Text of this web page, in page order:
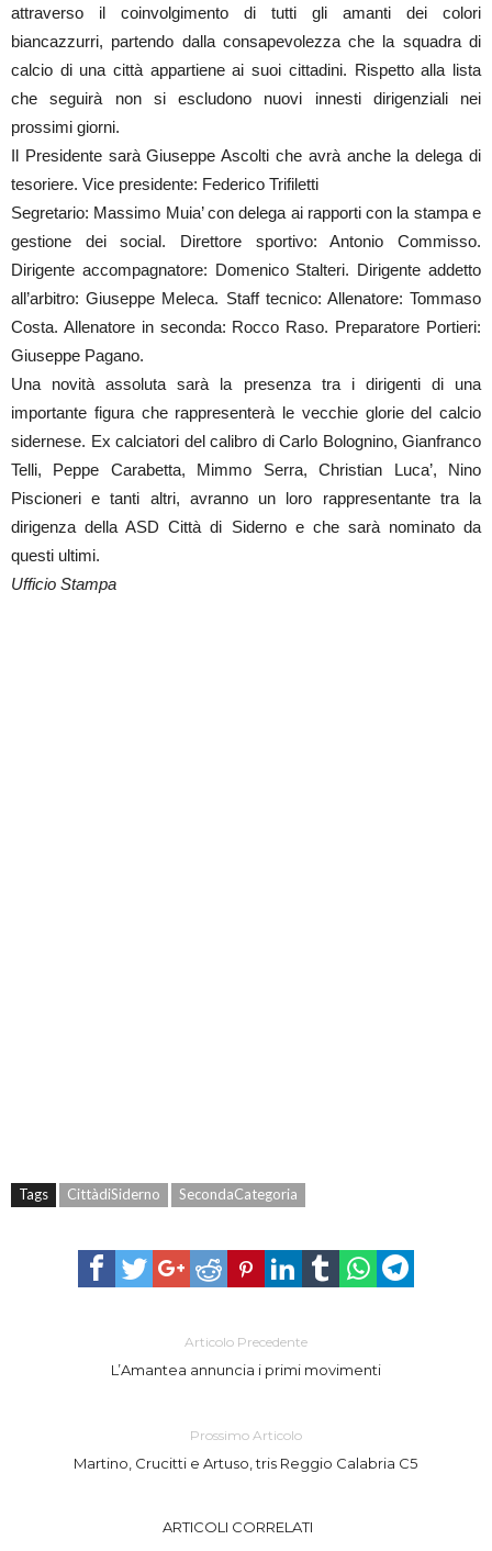
attraverso il coinvolgimento di tutti gli amanti dei colori
biancazzurri, partendo dalla consapevolezza che la squadra di
calcio di una città appartiene ai suoi cittadini. Rispetto alla lista
che seguirà non si escludono nuovi innesti dirigenziali nei
prossimi giorni.
Il Presidente sarà Giuseppe Ascolti che avrà anche la delega di
tesoriere. Vice presidente: Federico Trifiletti
Segretario: Massimo Muia’ con delega ai rapporti con la stampa e
gestione dei social. Direttore sportivo: Antonio Commisso.
Dirigente accompagnatore: Domenico Stalteri. Dirigente addetto
all’arbitro: Giuseppe Meleca. Staff tecnico: Allenatore: Tommaso
Costa. Allenatore in seconda: Rocco Raso. Preparatore Portieri:
Giuseppe Pagano.
Una novità assoluta sarà la presenza tra i dirigenti di una
importante figura che rappresenterà le vecchie glorie del calcio
sidernese. Ex calciatori del calibro di Carlo Bolognino, Gianfranco
Telli, Peppe Carabetta, Mimmo Serra, Christian Luca’, Nino
Piscioneri e tanti altri, avranno un loro rappresentante tra la
dirigenza della ASD Città di Siderno e che sarà nominato da
questi ultimi.
Ufficio Stampa
Tags CittàdiSiderno SecondaCategoria
Articolo Precedente
L’Amantea annuncia i primi movimenti
Prossimo Articolo
Martino, Crucitti e Artuso, tris Reggio Calabria C5
ARTICOLI CORRELATI